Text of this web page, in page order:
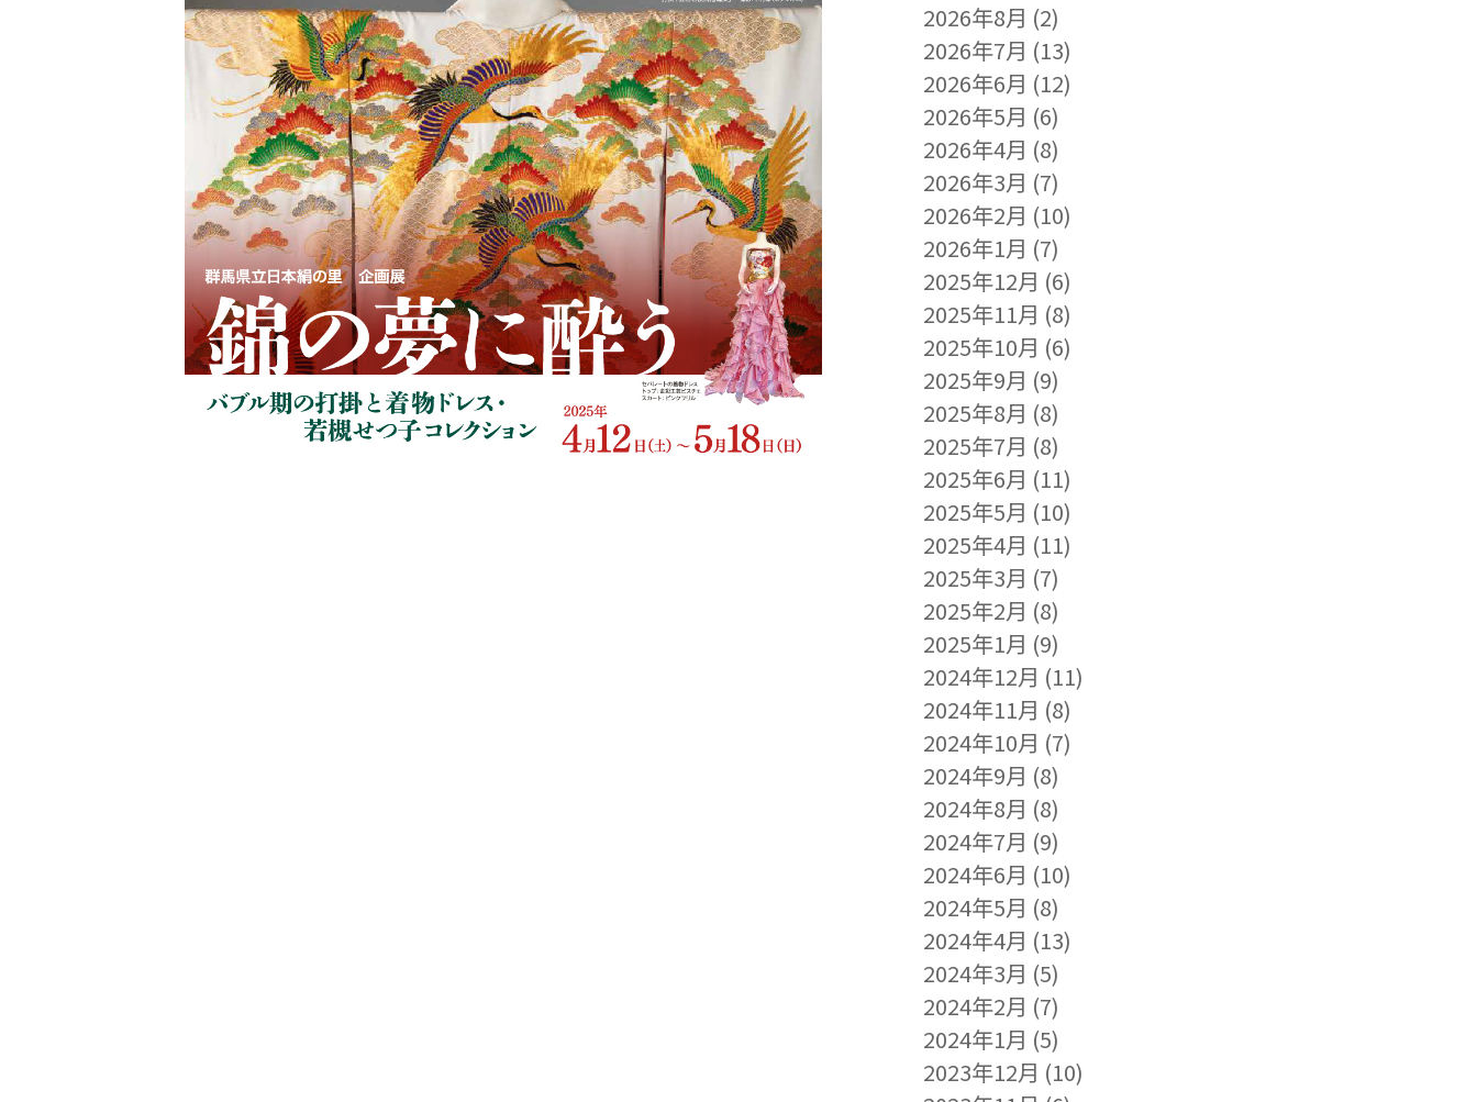
2026年8月 (2)
2026年7月 (13)
2026年6月 (12)
2026年5月 (6)
2026年4月 (8)
2026年3月 (7)
2026年2月 (10)
2026年1月 (7)
2025年12月 (6)
2025年11月 (8)
2025年10月 (6)
2025年9月 (9)
2025年8月 (8)
2025年7月 (8)
2025年6月 (11)
2025年5月 (10)
2025年4月 (11)
2025年3月 (7)
2025年2月 (8)
2025年1月 (9)
2024年12月 (11)
2024年11月 (8)
2024年10月 (7)
2024年9月 (8)
2024年8月 (8)
2024年7月 (9)
2024年6月 (10)
2024年5月 (8)
2024年4月 (13)
2024年3月 (5)
2024年2月 (7)
2024年1月 (5)
2023年12月 (10)